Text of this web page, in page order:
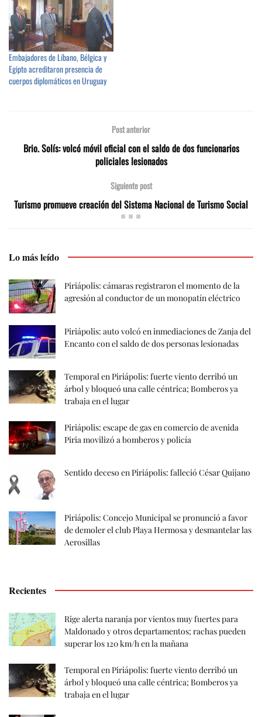
Embajadores de Líbano, Bélgica y
Egipto acreditaron presencia de
cuerpos diplomáticos en Uruguay
Post anterior
Brio. Solís: volcó móvil oficial con el saldo de dos funcionarios
policiales lesionados
Siguiente post
Turismo promueve creación del Sistema Nacional de Turismo Social
Lo más leído
Piriápolis: cámaras registraron el momento de la
agresión al conductor de un monopatín eléctrico
Piriápolis: auto volcó en inmediaciones de Zanja del
Encanto con el saldo de dos personas lesionadas
Temporal en Piriápolis: fuerte viento derribó un
árbol y bloqueó una calle céntrica; Bomberos ya
trabaja en el lugar
Piriápolis: escape de gas en comercio de avenida
Piria movilizó a bomberos y policía
Sentido deceso en Piriápolis: falleció César Quijano
Piriápolis: Concejo Municipal se pronunció a favor
de demoler el club Playa Hermosa y desmantelar las
Aerosillas
Recientes
Rige alerta naranja por vientos muy fuertes para
Maldonado y otros departamentos; rachas pueden
superar los 120 km/h en la mañana
Temporal en Piriápolis: fuerte viento derribó un
árbol y bloqueó una calle céntrica; Bomberos ya
trabaja en el lugar